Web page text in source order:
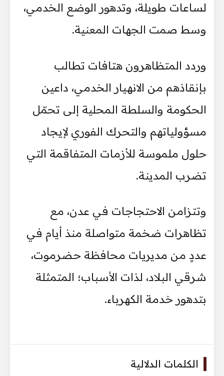
لساعات طويلة، وتدهور الوضع الخدمي،
وسط صمت الجهات المعنية.
وردد المتظاهرون هتافات تطالب
بإنقاذهم من الانهيار الخدمي، داعين
الحكومة والسلطة المحلية إلى تحمّل
مسؤولياتهم والتحرك الفوري لإيجاد
حلول ملموسة للأزمات المتفاقمة التي
تضرب المدينة.
وتتزامن الاحتجاجات في عدن، مع
تظاهرات ضخمة متواصلة منذ أيام في
عددٍ من مديريات محافظة حضرموت،
شرقي البلاد، لذات الأسباب؛ المتمثلة
بتدهور خدمة الكهرباء.
الكلمات الدلالية